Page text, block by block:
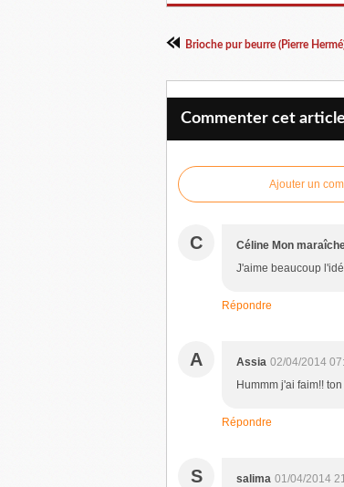
Brioche pur beurre (Pierre
Commenter cet article
Ajouter un
C Céline Mon
J'aime beaucoup
Répondre
A Assia 02/04/2014
Hummm j'ai faim!!
Répondre
S salima 01/04/2014